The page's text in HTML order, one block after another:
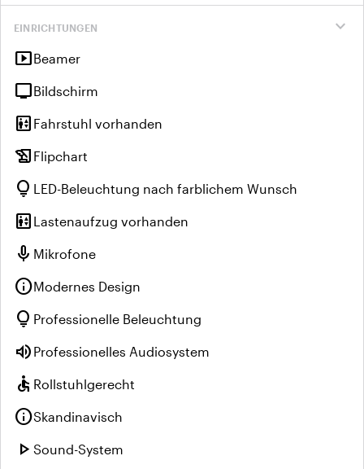
expand_more
EINRICHTUNGEN
smart_displayBeamer
tvBildschirm
elevator Fahrstuhl vorhanden
history_edu Flipchart
lightbulb LED-Beleuchtung nach farblichem Wunsch
elevator Lastenaufzug vorhanden
mic Mikrofone
infoModernes Design
lightbulb Professionelle Beleuchtung
volume_up Professionelles Audiosystem
accessible Rollstuhlgerecht
infoSkandinavisch
play_arrow Sound-System